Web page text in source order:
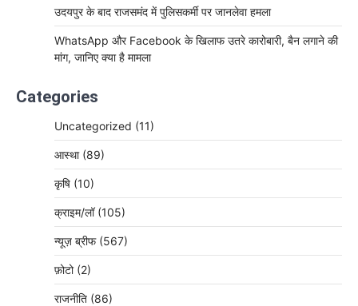
उदयपुर के बाद राजसमंद में पुलिसकर्मी पर जानलेवा हमला
WhatsApp और Facebook के खिलाफ उतरे कारोबारी, बैन लगाने की
मांग, जानिए क्या है मामला
Categories
Uncategorized (11)
आस्था (89)
कृषि (10)
क्राइम/लॉ (105)
न्यूज़ ब्रीफ (567)
फ़ोटो (2)
राजनीति (86)